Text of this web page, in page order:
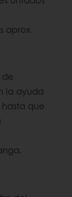
aprox.
de
la ayuda
que